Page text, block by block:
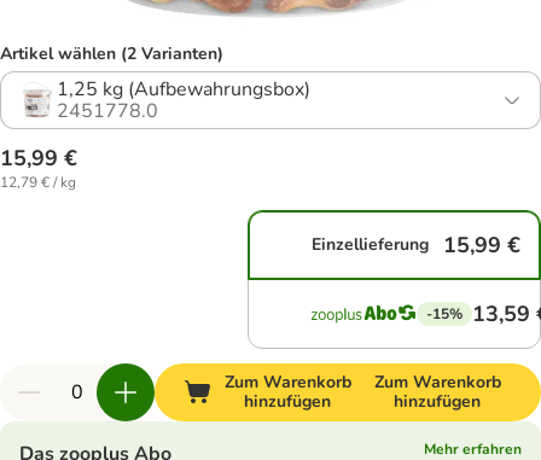
Artikel wählen (2 Varianten)
1,25 kg (Aufbewahrungsbox)
2451778.0
15,99 €
12,79 € / kg
Einzellieferung 15,99 €
-15% 13,59
Zum Warenkorb
hinzufügen
Zum Warenkorb
hinzufügen
Das zooplus Abo
Mehr erfahren